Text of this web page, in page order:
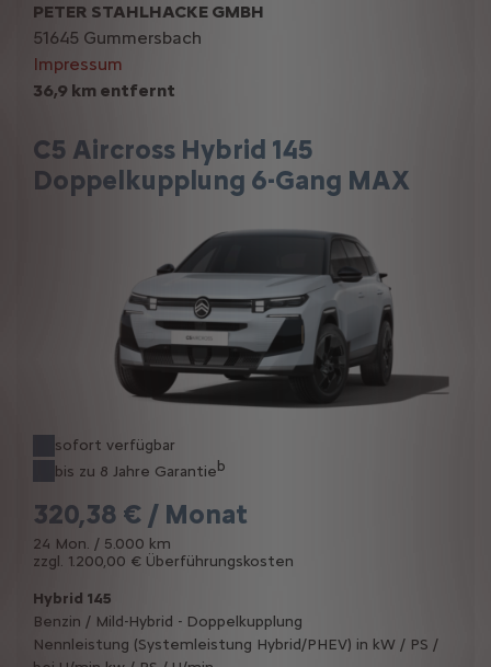
36,9 km entfernt
C5 Aircross Hybrid 145
Doppelkupplung 6-Gang MAX
sofort verfügbar
bis zu 8 Jahre Garantieb
320,38 € / Monat
24 Mon. / 5.000 km
zzgl. 1.200,00 € Überführungskosten
PETER STAHLHACKE GMBH
51645 Gummersbach
Impressum
Hybrid 145
Benzin / Mild-Hybrid - Doppelkupplung
Nennleistung (Systemleistung Hybrid/PHEV) in kW / PS /